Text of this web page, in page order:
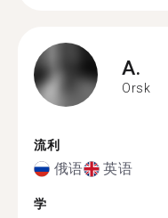
A.
Orsk
流利
俄语 英语
学